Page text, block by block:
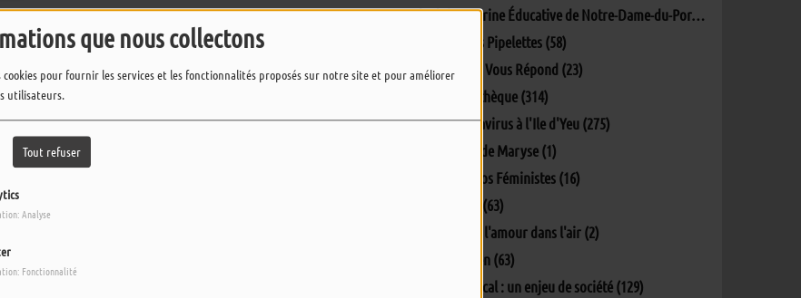
que nous collectons
cookies pour fournir les services et les fonctionnalités proposés sur notre site et pour améliorer
utilisateurs.
Tout refuser
Analyse
Fonctionnalité
L'Aire Marine Éducative de Notre-Dame-du-Port (4)
L'info des Pipelettes (58)
La Mairie Vous Répond (23)
La Pockythèque (314)
Le coronavirus à l'Ile d'Yeu (275)
Lectures de Maryse (1)
Les Ec(h)os Féministes (16)
Matinale (63)
Oh y'a de l'amour dans l'air (2)
Parlons-en (63)
Penser local : un enjeu de société (129)